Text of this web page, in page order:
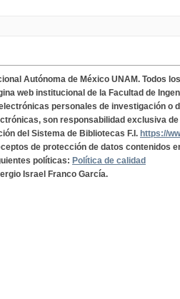
Autónoma de México UNAM. Todos
web institucional de la Facultad de
personales de investigación o
son responsabilidad exclusiva
del Sistema de Bibliotecas F.I. https://
de protección de datos contenidos
políticas: Política de calidad
Israel Franco García.